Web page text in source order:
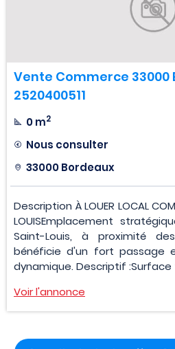
Vente Commerce 33000
2520400511
0 m2
Nous consulter
33000 Bordeaux
Description À LOUER LOCAL
LOUISEmplacement
Saint-Louis, à proximité
bénéficie d'un fort passage
dynamique. Descriptif :Surface
Voir l'annonce